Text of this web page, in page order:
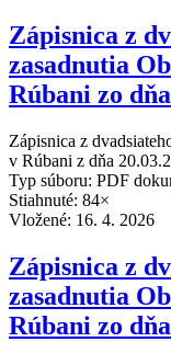
Zápisnica z
zasadnutia
Rúbani zo
Zápisnica z
v Rúbani z dňa
Typ súboru: PDF
Stiahnuté: 84×
Vložené: 16. 4. 2026
Zápisnica z
zasadnutia
Rúbani zo